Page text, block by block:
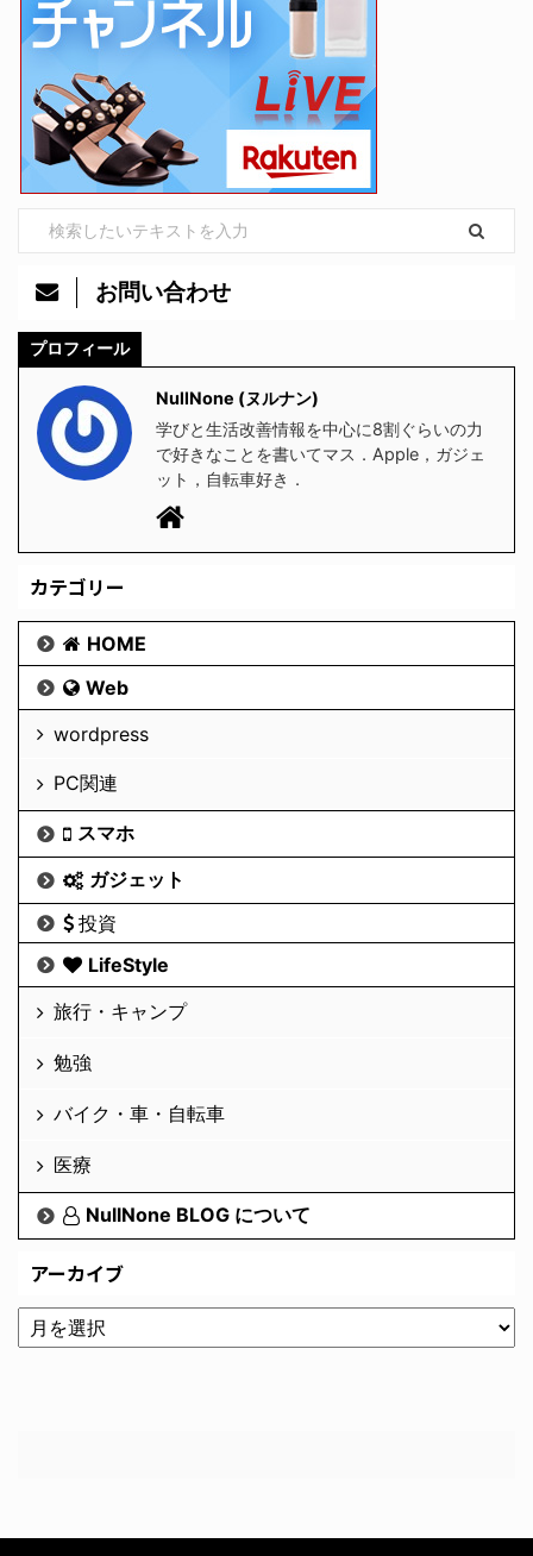
お問い合わせ
プロフィール
NullNone (ヌルナン)
学びと生活改善情報を中心に8割ぐらいの力
で好きなことを書いてマス．Apple，ガジェ
ット，自転車好き．
カテゴリー
HOME
Web
wordpress
PC関連
スマホ
ガジェット
投資
LifeStyle
旅行・キャンプ
勉強
バイク・車・自転車
医療
NullNone BLOG について
アーカイブ